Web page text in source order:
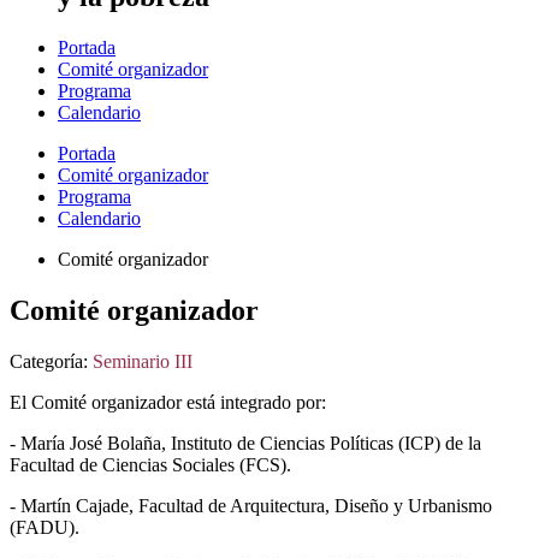
Portada
Comité organizador
Programa
Calendario
Portada
Comité organizador
Programa
Calendario
Comité organizador
Comité organizador
Categoría: Seminario III
El Comité organizador está integrado por:
- María José Bolaña, Instituto de Ciencias Políticas (ICP) de la
Facultad de Ciencias Sociales (FCS).
- Martín Cajade, Facultad de Arquitectura, Diseño y Urbanismo
(FADU).